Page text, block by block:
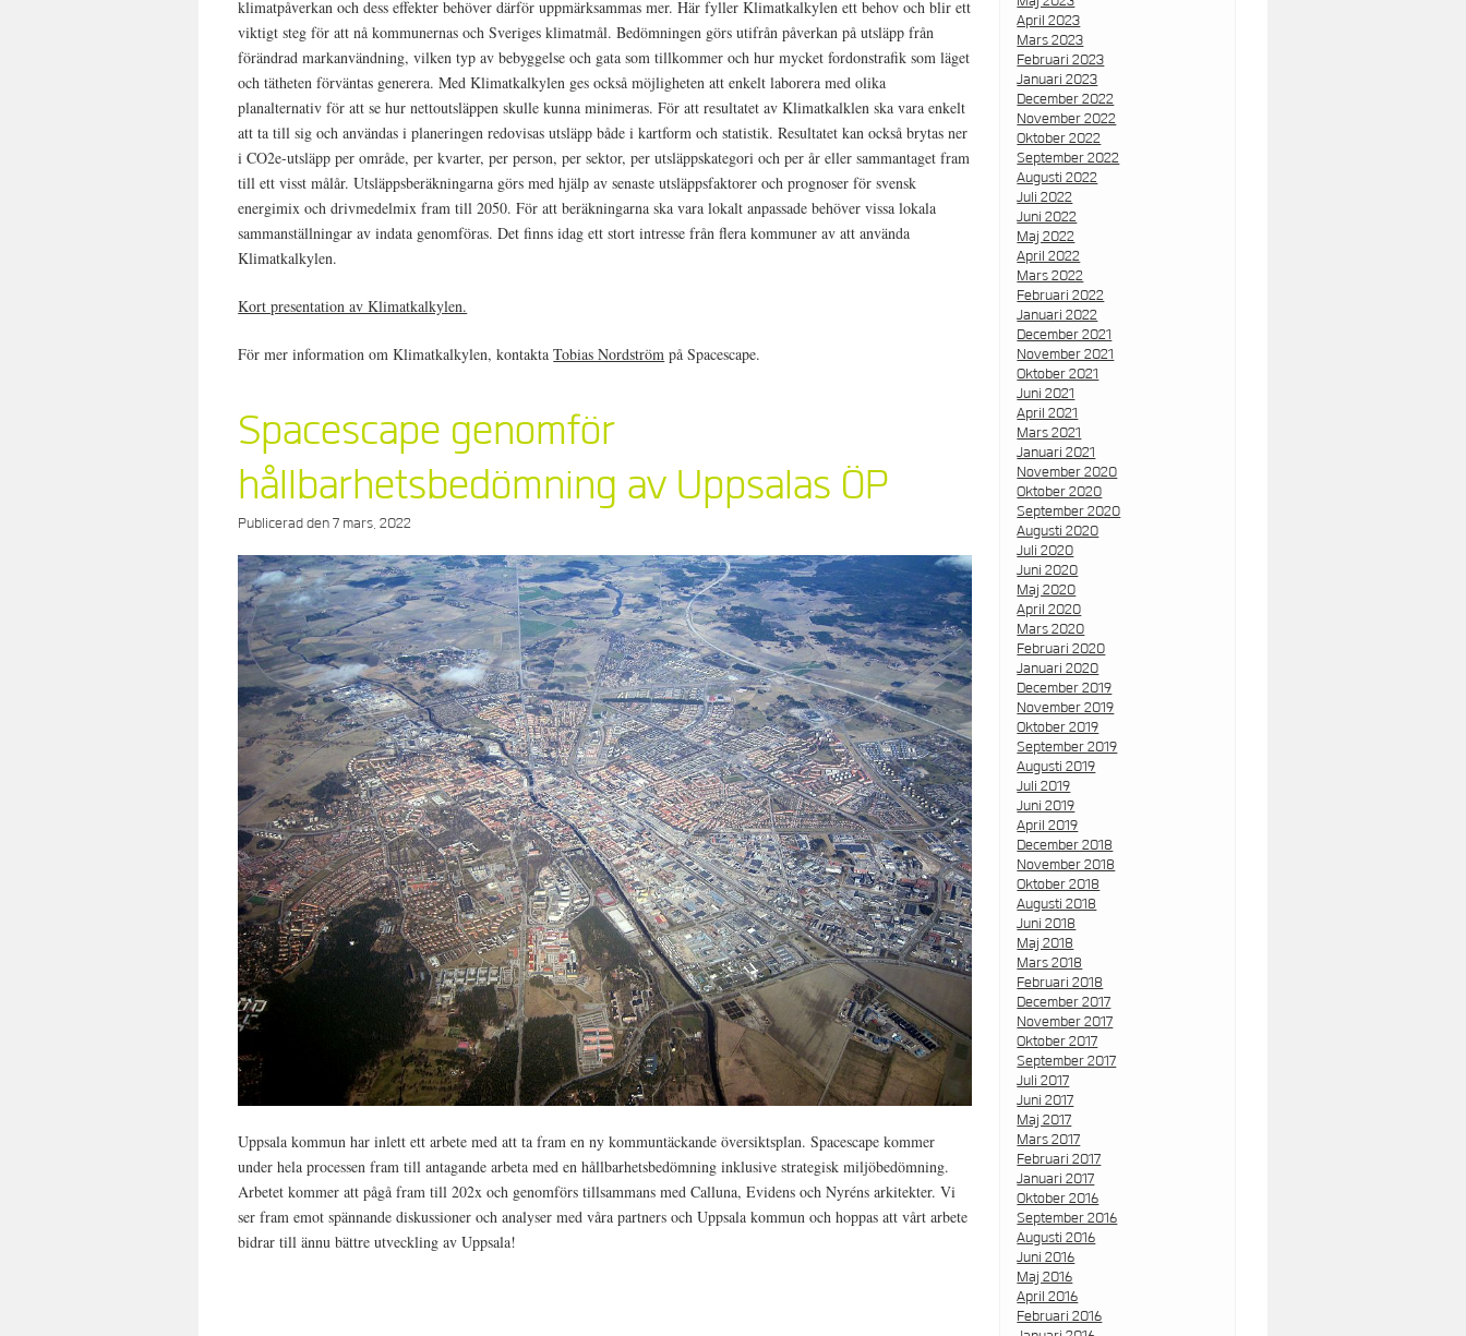
klimatpåverkan och dess effekter behöver därför uppmärksammas mer. Här fyller Klimatkalkylen ett behov och blir ett
viktigt steg för att nå kommunernas och Sveriges klimatmål. Bedömningen görs utifrån påverkan på utsläpp från
förändrad markanvändning, vilken typ av bebyggelse och gata som tillkommer och hur mycket fordonstrafik som läget
och tätheten förväntas generera. Med Klimatkalkylen ges också möjligheten att enkelt laborera med olika
planalternativ för att se hur nettoutsläppen skulle kunna minimeras. För att resultatet av Klimatkalklen ska vara enkelt
att ta till sig och användas i planeringen redovisas utsläpp både i kartform och statistik. Resultatet kan också brytas ner
i CO2e-utsläpp per område, per kvarter, per person, per sektor, per utsläppskategori och per år eller sammantaget fram
till ett visst målår. Utsläppsberäkningarna görs med hjälp av senaste utsläppsfaktorer och prognoser för svensk
energimix och drivmedelmix fram till 2050. För att beräkningarna ska vara lokalt anpassade behöver vissa lokala
sammanställningar av indata genomföras. Det finns idag ett stort intresse från flera kommuner av att använda
Klimatkalkylen.
Kort presentation av Klimatkalkylen.
För mer information om Klimatkalkylen, kontaktaTobias Nordström på Spacescape.
Spacescape genomför
hållbarhetsbedömning av Uppsalas ÖP
Publicerad den7 mars, 2022
Uppsala kommun har inlett ett arbete med att ta fram en ny kommuntäckande översiktsplan. Spacescape kommer
under hela processen fram till antagande arbeta med en hållbarhetsbedömning inklusive strategisk miljöbedömning.
Arbetet kommer att pågå fram till 202x och genomförs tillsammans med Calluna, Evidens och Nyréns arkitekter. Vi
ser fram emot spännande diskussioner och analyser med våra partners och Uppsala kommun och hoppas att vårt arbete
bidrar till ännu bättre utveckling av Uppsala!
April 2023
Mars 2023
Februari 2023
Januari 2023
December 2022
November 2022
Oktober 2022
September 2022
Augusti 2022
Juli 2022
Juni 2022
Maj 2022
April 2022
Mars 2022
Februari 2022
Januari 2022
December 2021
November 2021
Oktober 2021
Juni 2021
April 2021
Mars 2021
Januari 2021
November 2020
Oktober 2020
September 2020
Augusti 2020
Juli 2020
Juni 2020
Maj 2020
April 2020
Mars 2020
Februari 2020
Januari 2020
December 2019
November 2019
Oktober 2019
September 2019
Augusti 2019
Juli 2019
Juni 2019
April 2019
December 2018
November 2018
Oktober 2018
Augusti 2018
Juni 2018
Maj 2018
Mars 2018
Februari 2018
December 2017
November 2017
Oktober 2017
September 2017
Juli 2017
Juni 2017
Maj 2017
Mars 2017
Februari 2017
Januari 2017
Oktober 2016
September 2016
Augusti 2016
Juni 2016
Maj 2016
April 2016
Februari 2016